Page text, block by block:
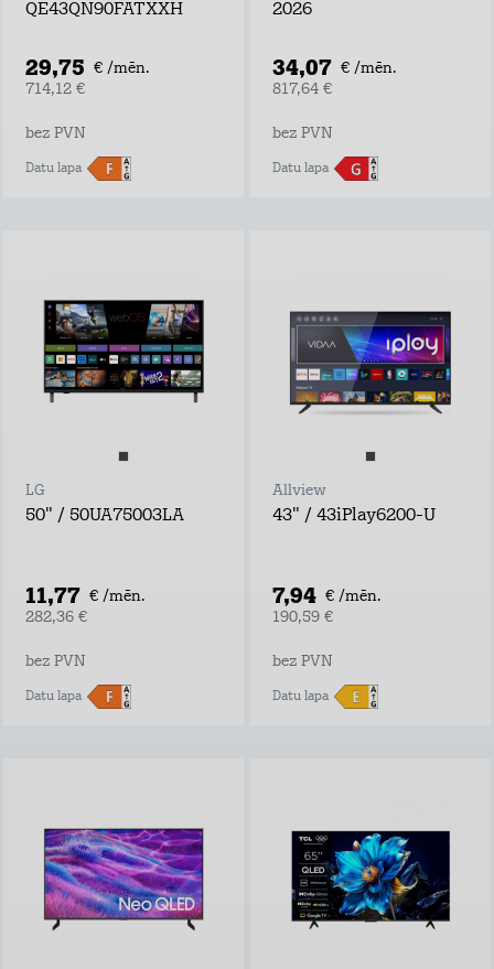
QE43QN90FATXXH
29,75 € /mēn.
714,12 €
bez PVN
Datu lapa
2026
34,07 € /mēn.
817,64 €
bez PVN
Datu lapa
LG
50" / 50UA75003LA
11,77 € /mēn.
282,36 €
bez PVN
Datu lapa
Allview
43" / 43iPlay6200-U
7,94 € /mēn.
190,59 €
bez PVN
Datu lapa